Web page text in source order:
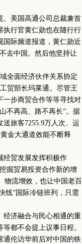
美国高通公司总裁兼首
执行官黄仁勋也在随行行
国际频道报道，黄仁勋近
去中国。然后他坚持让
全面经济伙伴关系协定
贸部长玛莱通。尽管王
一步商贸合作等等寻找对
不再高、路不再长”。据
旅客7255.9万人次、运
金大通道效能不断释
贸发展发挥积极作
掘贸易投资合作新的增
物流增效，也让中国老百
线”国际冷链班列，只需
济融合与民心相通的重
都不会提上议事日程。
通伦访华前后对中国的铁